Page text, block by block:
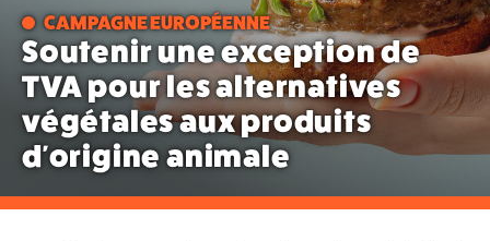
CAMPAGNE EUROPÉENNE
Soutenir une exception de
TVA pour les alternatives
végétales aux produits
d'origine animale